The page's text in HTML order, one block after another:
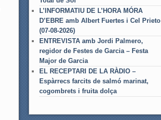
L’INFORMATIU DE L’HORA MÓRA
D’EBRE amb Albert Fuertes i Cel Prieto
(07-08-2026)
ENTREVISTA amb Jordi Palmero,
regidor de Festes de Garcia – Festa
Major de Garcia
EL RECEPTARI DE LA RÀDIO –
Espàrrecs farcits de salmó marinat,
cogombrets i fruita dolça